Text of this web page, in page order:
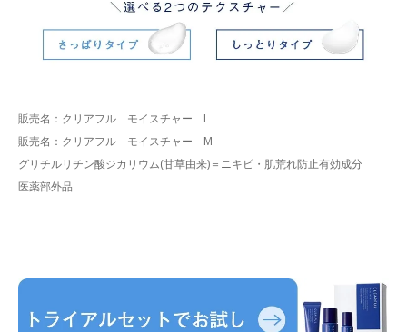
販売名：クリアフル モイスチャー L
販売名：クリアフル モイスチャー M
グリチルリチン酸ジカリウム(甘草由来)＝ニキビ・肌荒れ防止有効成分
医薬部外品